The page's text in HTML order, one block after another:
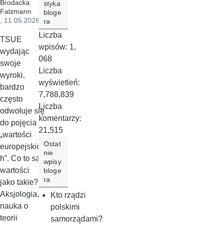
Brodacka
Falzmann
, 11.05.2026
TSUE
wydając
swoje
wyroki,
bardzo
często
odwołuje się
do pojęcia
„wartości
europejskic
h”. Co to są
wartości
jako takie?
Aksjologia,
nauka o
teorii
styka
bloge
ra
Liczba
wpisów: 1,
068
Liczba
wyświetleń:
7,788,839
Liczba
komentarzy:
21,515
Ostat
nie
wpisy
bloge
ra
Kto rządzi
polskimi
samorządami?